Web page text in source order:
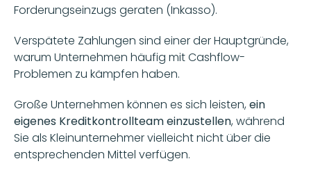
Forderungseinzugs geraten (Inkasso).
Verspätete Zahlungen sind einer der Hauptgründe,
warum Unternehmen häufig mit Cashflow-
Problemen zu kämpfen haben.
Große Unternehmen können es sich leisten, ein
eigenes Kreditkontrollteam einzustellen, während
Sie als Kleinunternehmer vielleicht nicht über die
entsprechenden Mittel verfügen.